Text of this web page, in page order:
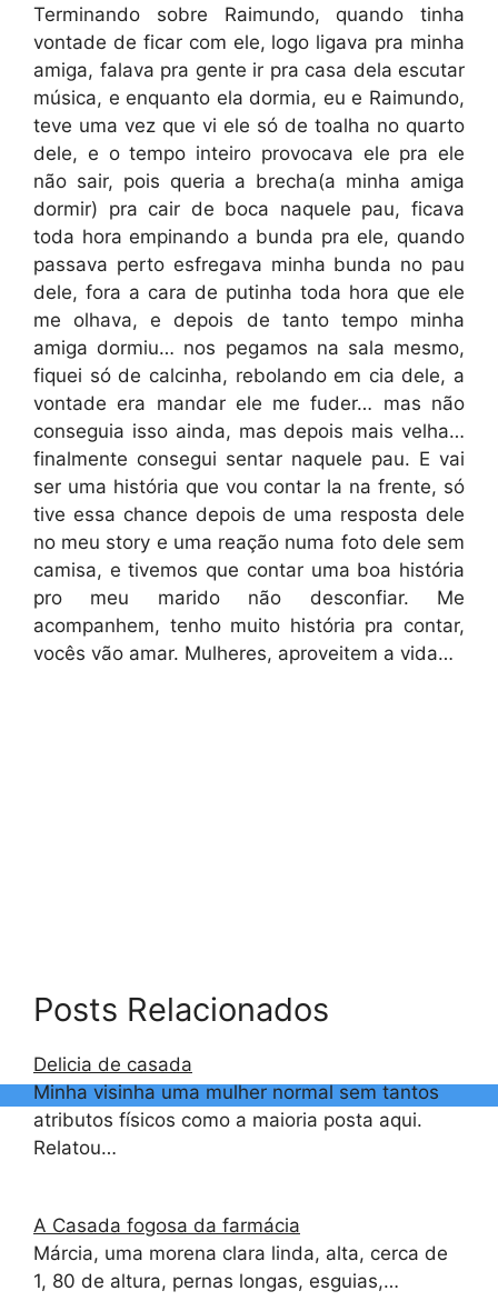
Terminando sobre Raimundo, quando tinha
vontade de ficar com ele, logo ligava pra minha
amiga, falava pra gente ir pra casa dela escutar
música, e enquanto ela dormia, eu e Raimundo,
teve uma vez que vi ele só de toalha no quarto
dele, e o tempo inteiro provocava ele pra ele
não sair, pois queria a brecha(a minha amiga
dormir) pra cair de boca naquele pau, ficava
toda hora empinando a bunda pra ele, quando
passava perto esfregava minha bunda no pau
dele, fora a cara de putinha toda hora que ele
me olhava, e depois de tanto tempo minha
amiga dormiu… nos pegamos na sala mesmo,
fiquei só de calcinha, rebolando em cia dele, a
vontade era mandar ele me fuder… mas não
conseguia isso ainda, mas depois mais velha…
finalmente consegui sentar naquele pau. E vai
ser uma história que vou contar la na frente, só
tive essa chance depois de uma resposta dele
no meu story e uma reação numa foto dele sem
camisa, e tivemos que contar uma boa história
pro meu marido não desconfiar. Me
acompanhem, tenho muito história pra contar,
vocês vão amar. Mulheres, aproveitem a vida…
Posts Relacionados
Delicia de casada
Minha visinha uma mulher normal sem tantos
atributos físicos como a maioria posta aqui.
Relatou…
A Casada fogosa da farmácia
Márcia, uma morena clara linda, alta, cerca de
1, 80 de altura, pernas longas, esguias,…